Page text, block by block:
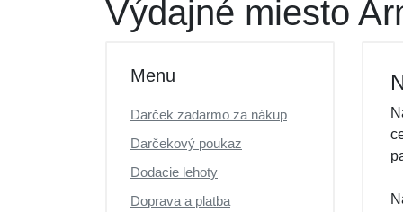
Náramky
Výdajné miesto
Menu
Darček zadarmo za nákup
Darčekový poukaz
Dodacie lehoty
Doprava a platba